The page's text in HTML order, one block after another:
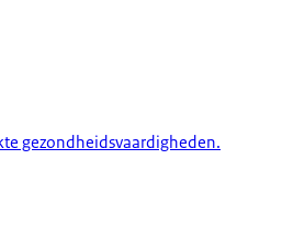
gezondheidsvaardigheden.